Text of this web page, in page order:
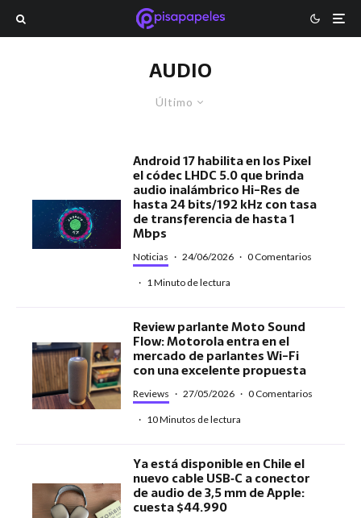
AUDIO
Último
Android 17 habilita en los Pixel
el códec LHDC 5.0 que brinda
audio inalámbrico Hi-Res de
hasta 24 bits/192 kHz con tasa
de transferencia de hasta 1
Mbps
Noticias · 24/06/2026 · 0 Comentarios
· 1 Minuto de lectura
Review parlante Moto Sound
Flow: Motorola entra en el
mercado de parlantes Wi-Fi
con una excelente propuesta
Reviews · 27/05/2026 · 0 Comentarios
· 10 Minutos de lectura
Ya está disponible en Chile el
nuevo cable USB‑C a conector
de audio de 3,5 mm de Apple:
cuesta $44.990